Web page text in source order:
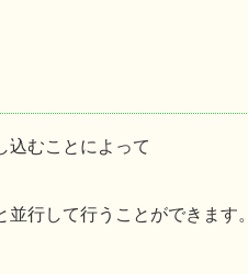
込むことによって
行して行うことができます。